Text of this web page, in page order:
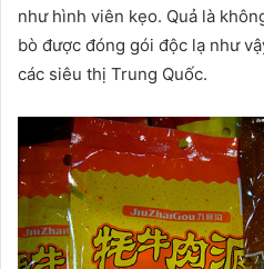
như hình viên kẹo. Quả là
bò được đóng gói độc lạ như
các siêu thị Trung Quốc.